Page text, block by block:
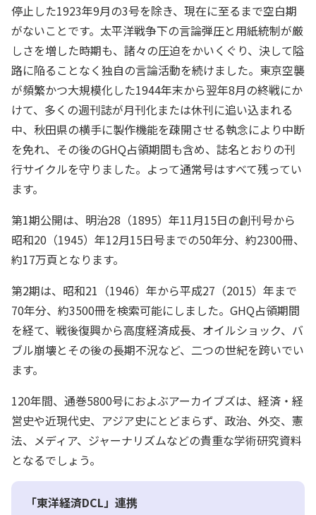
停止した1923年9月の3号を除き、現在に至るまで空白期
がないことです。太平洋戦争下の言論弾圧と用紙統制が厳
しさを増した時期も、諸々の圧迫をかいくぐり、決して隘
路に陥ることなく独自の言論活動を続けました。東京空襲
が頻繁かつ大規模化した1944年末から翌年8月の終戦にか
けて、多くの週刊誌が月刊化または休刊に追い込まれる
中、秋田県の横手に製作機能を疎開させる執念により中断
を免れ、その後のGHQ占領期間も含め、誌名とおりの刊
行サイクルを守りました。よって通常号はすべて残ってい
ます。
第1期公開は、明治28（1895）年11月15日の創刊号から
昭和20（1945）年12月15日号までの50年分、約2300冊、
約17万頁となります。
第2期は、昭和21（1946）年から平成27（2015）年まで
70年分、約3500冊を検索可能にしました。GHQ占領期間
を経て、戦後復興から高度経済成長、オイルショック、バ
ブル崩壊とその後の長期不況など、二つの世紀を跨いでい
ます。
120年間、通巻5800号におよぶアーカイブズは、経済・経
営史や近現代史、アジア史にとどまらず、政治、外交、憲
法、メディア、ジャーナリズムなどの貴重な学術研究資料
となるでしょう。
「東洋経済DCL」連携